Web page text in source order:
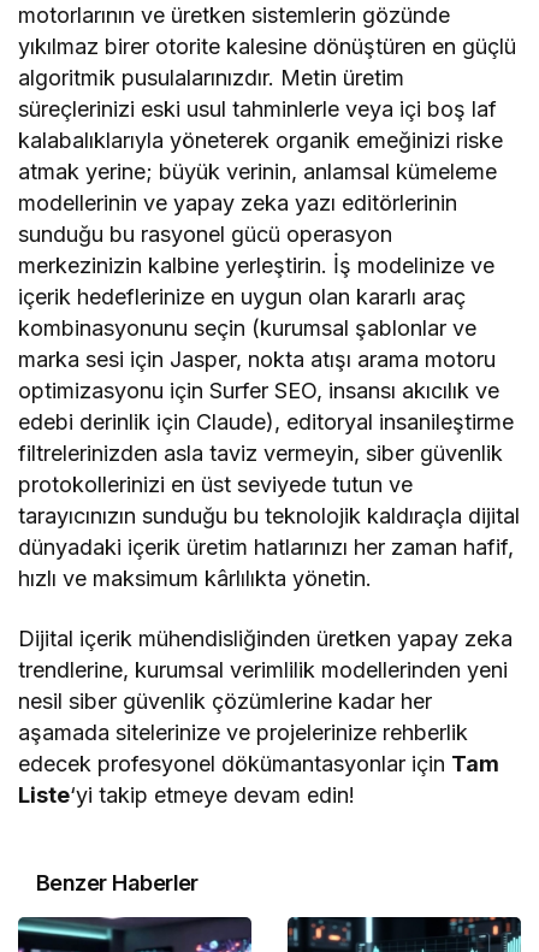
motorlarının ve üretken sistemlerin gözünde
yıkılmaz birer otorite kalesine dönüştüren en güçlü
algoritmik pusulalarınızdır. Metin üretim
süreçlerinizi eski usul tahminlerle veya içi boş laf
kalabalıklarıyla yöneterek organik emeğinizi riske
atmak yerine; büyük verinin, anlamsal kümeleme
modellerinin ve yapay zeka yazı editörlerinin
sunduğu bu rasyonel gücü operasyon
merkezinizin kalbine yerleştirin. İş modelinize ve
içerik hedeflerinize en uygun olan kararlı araç
kombinasyonunu seçin (kurumsal şablonlar ve
marka sesi için Jasper, nokta atışı arama motoru
optimizasyonu için Surfer SEO, insansı akıcılık ve
edebi derinlik için Claude), editoryal insanileştirme
filtrelerinizden asla taviz vermeyin, siber güvenlik
protokollerinizi en üst seviyede tutun ve
tarayıcınızın sunduğu bu teknolojik kaldıraçla dijital
dünyadaki içerik üretim hatlarınızı her zaman hafif,
hızlı ve maksimum kârlılıkta yönetin.
Dijital içerik mühendisliğinden üretken yapay zeka
trendlerine, kurumsal verimlilik modellerinden yeni
nesil siber güvenlik çözümlerine kadar her
aşamada sitelerinize ve projelerinize rehberlik
edecek profesyonel dökümantasyonlar için Tam
Liste‘yi takip etmeye devam edin!
Benzer Haberler